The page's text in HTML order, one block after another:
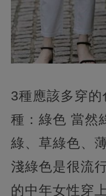
3種應該多穿
種：綠色 當然
綠、草綠色、
淺綠色是很流
的中年女性穿